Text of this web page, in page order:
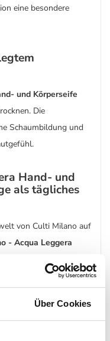
Über Cookies
eine besondere
und Körperseife
Die
Schaumbildung und
Hand- und
als tägliches
von Culti Milano auf
- Acqua Leggera
und Dufterlebnis.
Größen